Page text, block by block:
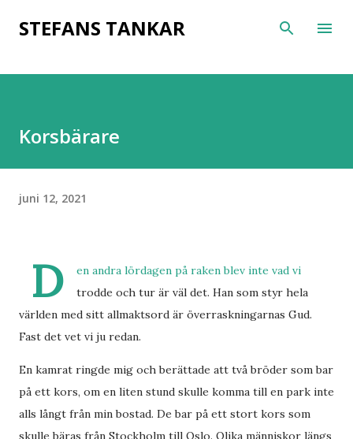
Fortsätt till huvudinnehåll
STEFANS TANKAR
Korsbärare
juni 12, 2021
D
en andra lördagen på raken blev inte vad vi
trodde och tur är väl det. Han som styr hela
världen med sitt allmaktsord är överraskningarnas Gud.
Fast det vet vi ju redan.
En kamrat ringde mig och berättade att två bröder som bar
på ett kors, om en liten stund skulle komma till en park inte
alls långt från min bostad. De bar på ett stort kors som
skulle bäras från Stockholm till Oslo. Olika människor längs